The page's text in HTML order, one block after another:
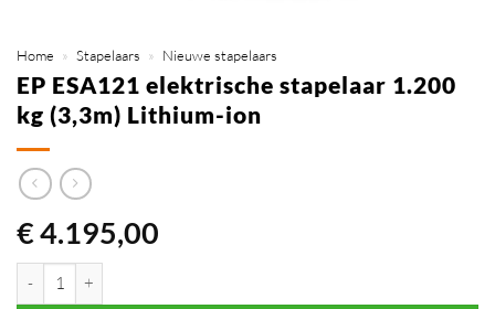
Home » Stapelaars » Nieuwe stapelaars
EP ESA121 elektrische stapelaar 1.200
kg (3,3m) Lithium-ion
€4.195,00
EP ESA121 elektrische stapelaar 1.200 kg (3,3m) Lithium-ion aantal